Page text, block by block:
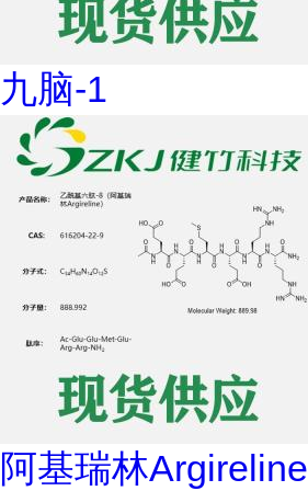
九脑-1
阿基瑞林Argireline